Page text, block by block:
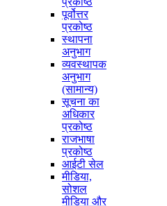
पूर्वोत्तर
प्रकोष्ठ
स्थापना
अनुभाग
व्यवस्थापक
अनुभाग
(सामान्य)
सूचना का
अधिकार
प्रकोष्ठ
राजभाषा
प्रकोष्ठ
आईटी सेल
मीडिया,
सोशल
मीडिया और